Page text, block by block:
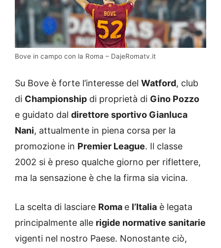
Bove in campo con la Roma – DajeRomatv.it
Su Bove è forte l’interesse del Watford, club
di Championship di proprietà di Gino Pozzo
e guidato dal direttore sportivo Gianluca
Nani, attualmente in piena corsa per la
promozione in Premier League. Il classe
2002 si è preso qualche giorno per riflettere,
ma la sensazione è che la firma sia vicina.
La scelta di lasciare Roma e l’Italia è legata
principalmente alle rigide normative sanitarie
vigenti nel nostro Paese. Nonostante ciò,